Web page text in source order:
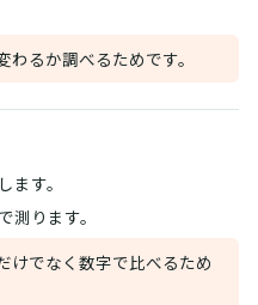
るか調べるためです。
ます。
ります。
けでなく数字で比べるため